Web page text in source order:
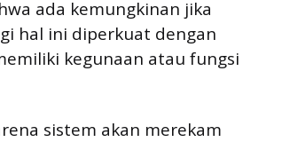
ada kemungkinan jika
hal ini diperkuat dengan
kegunaan atau fungsi
sistem akan merekam